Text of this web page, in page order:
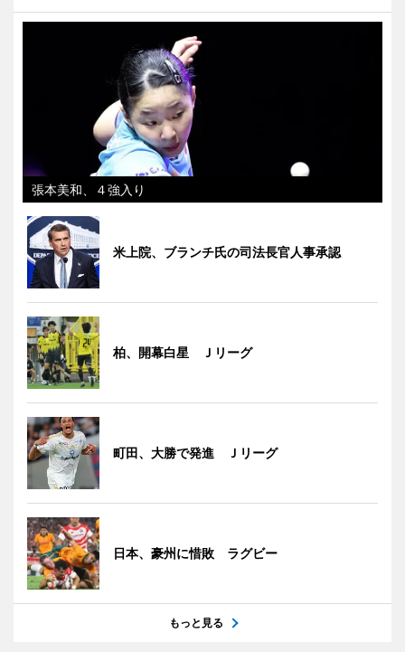
張本美和、４強入り
米上院、ブランチ氏の司法長官人事承認
柏、開幕白星 Ｊリーグ
町田、大勝で発進 Ｊリーグ
日本、豪州に惜敗 ラグビー
もっと見る